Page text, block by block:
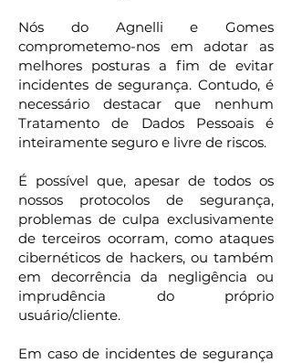
Nós do Agnelli e Gomes
comprometemo-nos em adotar as
melhores posturas a fim de evitar
incidentes de segurança. Contudo, é
necessário destacar que nenhum
Tratamento de Dados Pessoais é
inteiramente seguro e livre de riscos.
É possível que, apesar de todos os
nossos protocolos de segurança,
problemas de culpa exclusivamente
de terceiros ocorram, como ataques
cibernéticos de hackers, ou também
em decorrência da negligência ou
imprudência do próprio
usuário/cliente.
Em caso de incidentes de segurança